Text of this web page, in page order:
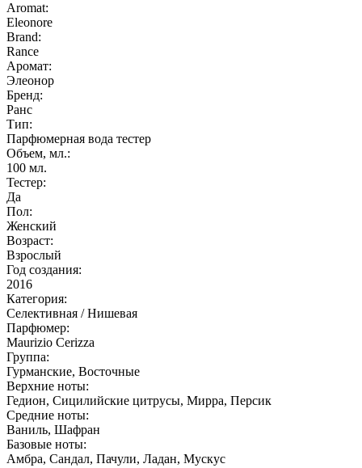
Aromat:
Eleonore
Brand:
Rance
Аромат:
Элеонор
Бренд:
Ранс
Тип:
Парфюмерная вода тестер
Объем, мл.:
100 мл.
Тестер:
Да
Пол:
Женский
Возраст:
Взрослый
Год создания:
2016
Категория:
Селективная / Нишевая
Парфюмер:
Maurizio Cerizza
Группа:
Гурманские, Восточные
Верхние ноты:
Гедион, Сицилийские цитрусы, Мирра, Персик
Средние ноты:
Ваниль, Шафран
Базовые ноты:
Амбра, Сандал, Пачули, Ладан, Мускус